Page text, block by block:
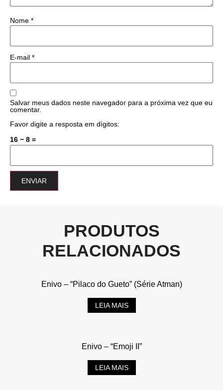
Nome *
E-mail *
Salvar meus dados neste navegador para a próxima vez que eu
comentar.
Favor digite a resposta em dígitos:
16 − 8 =
PRODUTOS
RELACIONADOS
Enivo – “Pilaco do Gueto” (Série Atman)
LEIA MAIS
Enivo – “Emoji II”
LEIA MAIS